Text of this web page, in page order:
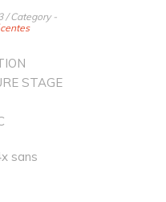
/ Category -
STAGE
sans